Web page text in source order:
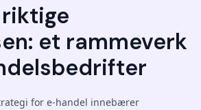
et rammeverk
for e-handel innebærer